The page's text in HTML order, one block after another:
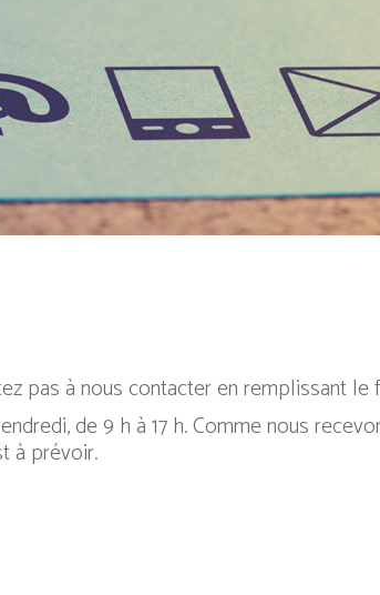
pas à nous contacter en remplissant le
de 9 h à 17 h. Comme nous
à prévoir.